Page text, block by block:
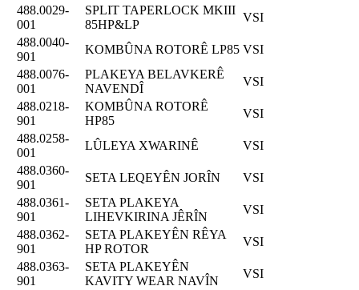
488.0029-
001
SPLIT TAPERLOCK MKIII
85HP&LP
VSI
488.0040-
901
KOMBÛNA ROTORÊ LP85 VSI
488.0076-
001
PLAKEYA BELAVKERÊ
NAVENDÎ
VSI
488.0218-
901
KOMBÛNA ROTORÊ
HP85
VSI
488.0258-
001
LÛLEYA XWARINÊ
VSI
488.0360-
901
SETA LEQEYÊN JORÎN
VSI
488.0361-
901
SETA PLAKEYA
LIHEVKIRINA JÊRÎN
VSI
488.0362-
901
SETA PLAKEYÊN RÊYA
HP ROTOR
VSI
488.0363-
901
SETA PLAKEYÊN
KAVITY WEAR NAVÎN
VSI